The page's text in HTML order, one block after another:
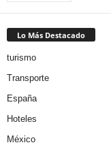
Lo Más Destacado
turismo
Transporte
España
Hoteles
México